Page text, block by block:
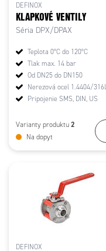
DEFINOX
KLAPKOVÉ VENTILY
Séria DPX/DPAX
Teplota 0°C do 120°C
Tlak max. 14 bar
Od DN25 do DN150
Nerezová ocel 1.4404/316L
Pripojenie SMS, DIN, US
Varianty produktu 2
Na dopyt
DEFINOX